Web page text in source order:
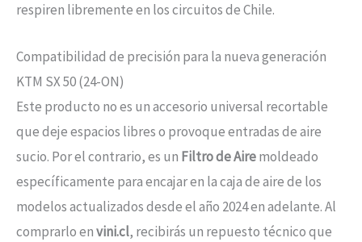
respiren libremente en los circuitos de Chile.
Compatibilidad de precisión para la nueva generación
KTM SX 50 (24-ON)
Este producto no es un accesorio universal recortable
que deje espacios libres o provoque entradas de aire
sucio. Por el contrario, es un Filtro de Airemoldeado
específicamente para encajar en la caja de aire de los
modelos actualizados desde el año 2024 en adelante. Al
comprarlo envini.cl, recibirás un repuesto técnico que